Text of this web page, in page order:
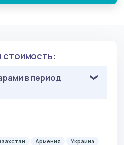
стоимость:
в период
Армения
Украина